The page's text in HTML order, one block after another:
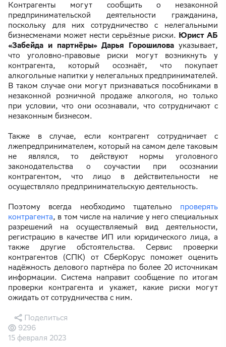
Контрагенты могут сообщить о незаконной
предпринимательской деятельности гражданина,
поскольку для них сотрудничество с нелегальными
бизнесменами может нести серьёзные риски. Юрист АБ
«Забейда и партнёры» Дарья Горошилова указывает,
что уголовно-правовые риски могут возникнуть у
контрагента, который осознаёт, что покупает
алкогольные напитки у нелегальных предпринимателей.
В таком случае они могут признаваться пособниками в
незаконной розничной продаже алкоголя, но только
при условии, что они осознавали, что сотрудничают с
незаконным бизнесом.
Также в случае, если контрагент сотрудничает с
лжепредпринимателем, который на самом деле таковым
не являлся, то действуют нормы уголовного
законодательства о соучастии при осознании
контрагентом, что лицо в действительности не
осуществляло предпринимательскую деятельность.
Поэтому всегда необходимо тщательно проверять
контрагента, в том числе на наличие у него специальных
разрешений на осуществляемый вид деятельности,
регистрацию в качестве ИП или юридического лица, а
также другие обстоятельства. Сервис проверки
контрагентов (СПК) от СберКорус поможет оценить
надёжность делового партнёра по более 20 источникам
информации. Система направит сообщение по итогам
проверки контрагента и укажет, какие риски могут
ожидать от сотрудничества с ним.
15 февраля 2023
9296
Поделиться